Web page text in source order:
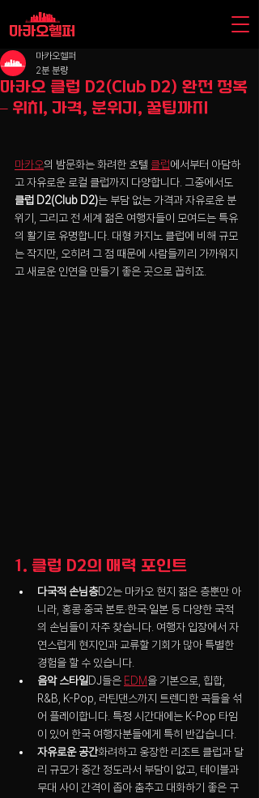
마카오 클럽 D2(Club D2) 완전 정복
– 위치, 가격, 분위기, 꿀팁까지
마카오헬퍼
2분 분량
마카오의 밤문화는 화려한 호텔 클럽에서부터 아담하
고 자유로운 로컬 클럽까지 다양합니다. 그중에서도
클럽 D2(Club D2)는 부담 없는 가격과 자유로운 분
위기, 그리고 전 세계 젊은 여행자들이 모여드는 특유
의 활기로 유명합니다. 대형 카지노 클럽에 비해 규모
는 작지만, 오히려 그 점 때문에 사람들끼리 가까워지
고 새로운 인연을 만들기 좋은 곳으로 꼽히죠.
1. 클럽 D2의 매력 포인트
다국적 손님층D2는 마카오 현지 젊은 층뿐만 아
니라, 홍콩·중국 본토·한국·일본 등 다양한 국적
의 손님들이 자주 찾습니다. 여행자 입장에서 자
연스럽게 현지인과 교류할 기회가 많아 특별한
경험을 할 수 있습니다.
음악 스타일DJ들은 EDM을 기본으로, 힙합,
R&B, K-Pop, 라틴댄스까지 트렌디한 곡들을 섞
어 플레이합니다. 특정 시간대에는 K-Pop 타임
이 있어 한국 여행자분들에게 특히 반갑습니다.
자유로운 공간화려하고 웅장한 리조트 클럽과 달
리 규모가 중간 정도라서 부담이 없고, 테이블과
무대 사이 간격이 좁아 춤추고 대화하기 좋은 구